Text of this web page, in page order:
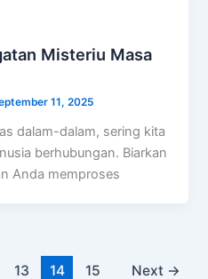
Misteriu Masa
11, 2025
dalam-dalam, sering kita
berhubungan. Biarkan
Anda memproses
13 14 15 Next →